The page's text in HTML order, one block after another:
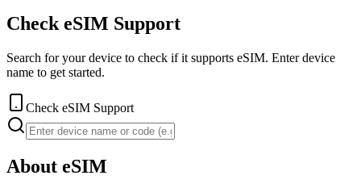
Check eSIM Support
Search for your device to check if it supports eSIM. Enter device
name to get started.
Check eSIM Support
About eSIM